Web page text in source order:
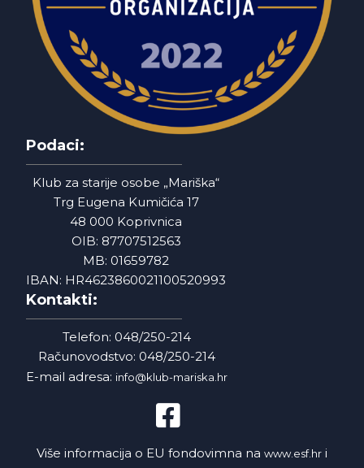
Podaci:
Klub za starije osobe „Mariška“
Trg Eugena Kumičića 17
48 000 Koprivnica
OIB: 87707512563
MB: 01659782
IBAN: HR4623860021100520993
Kontakti:
Telefon: 048/250-214
Računovodstvo: 048/250-214
E-mail adresa: info@klub-mariska.hr
Više informacija o EU fondovimna na www.esf.hri